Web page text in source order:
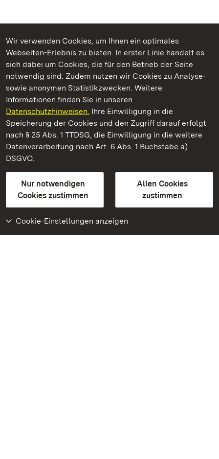
Wir verwenden Cookies, um Ihnen ein optimales
Webseiten-Erlebnis zu bieten. In erster Linie handelt es
sich dabei um Cookies, die für den Betrieb der Seite
notwendig sind. Zudem nutzen wir Cookies zu Analyse-
sowie anonymen Statistikzwecken. Weitere
Informationen finden Sie in unseren
Datenschutzhinweisen. Ihre Einwilligung in die
Speicherung der Cookies und den Zugriff darauf erfolgt
nach § 25 Abs. 1 TTDSG, die Einwilligung in die weitere
Datenverarbeitung nach Art. 6 Abs. 1 Buchstabe a)
DSGVO.
Nur notwendigen
Cookies zustimmen
Allen Cookies
zustimmen
Cookie-Einstellungen anzeigen
Kommen. Staunen. Genießen.
Fürstenhäusle Meersburg
Staatliche Schlösser und Gärten Baden-Württemberg
Kontakt
GebärdenspracheLeichte Sprache
Erklärung zur Barrierefreiheit
BITV-konform (geprüfte Seiten)
Weiteres